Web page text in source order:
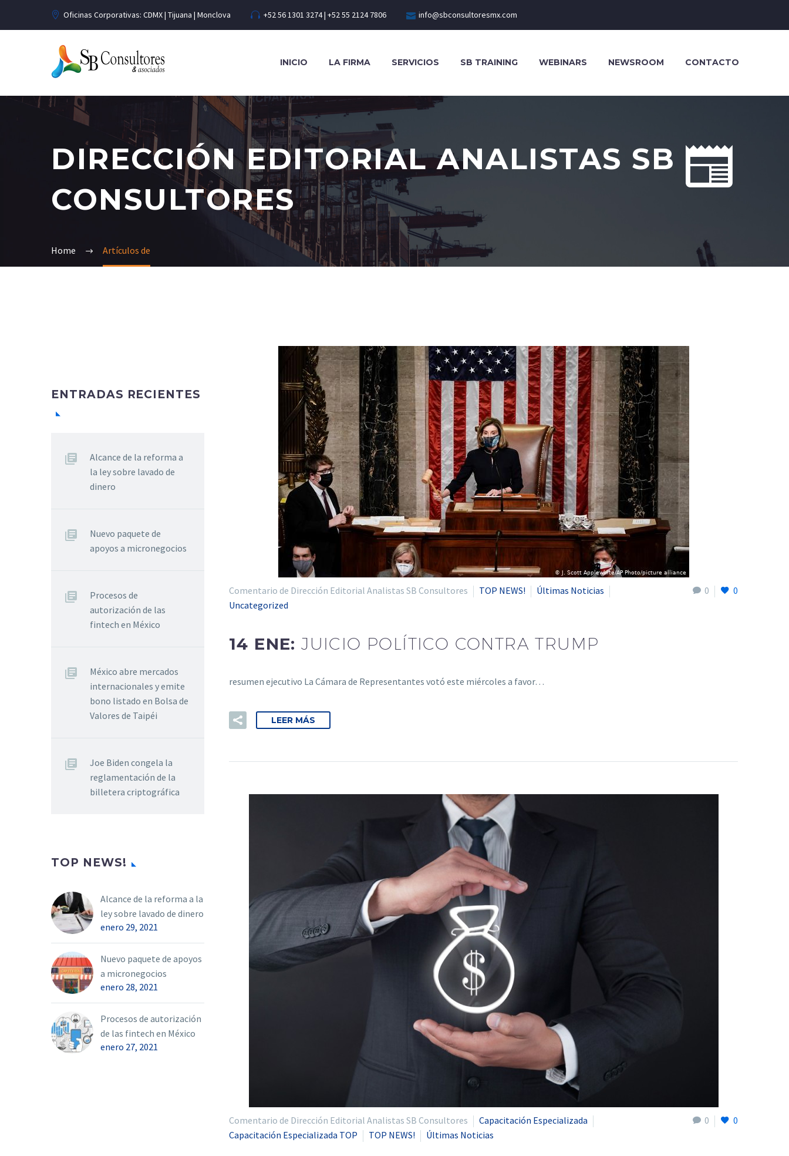
Oficinas Corporativas: CDMX | Tijuana | Monclova +52 56 1301 3274 | +52 55 2124 7806 info@sbconsultoresmx.com
INICIO LA FIRMA SERVICIOS SB TRAINING WEBINARS NEWSROOM CONTACTO


DIRECCIÓN EDITORIAL ANALISTAS SB
CONSULTORES
Home Artículos de
0 0
Comentario de Dirección Editorial Analistas SB Consultores TOP NEWS!
Últimas Noticias
Uncategorized
14 ENE:JUICIO POLÍTICO CONTRA TRUMP
resumen ejecutivo La Cámara de Representantes votó este miércoles a favor…
LEER MÁS
0 0
Comentario de Dirección Editorial Analistas SB Consultores
Capacitación Especializada
Capacitación Especializada TOP
TOP NEWS! Últimas Noticias
ENTRADAS RECIENTES
Alcance de la reforma a
la ley sobre lavado de
dinero
Nuevo paquete de
apoyos a micronegocios
Procesos de
autorización de las
fintech en México
México abre mercados
internacionales y emite
bono listado en Bolsa de
Valores de Taipéi
Joe Biden congela la
reglamentación de la
billetera criptográfica
TOP NEWS!
Alcance de la reforma a la
ley sobre lavado de dinero
enero 29, 2021
Nuevo paquete de apoyos
a micronegocios
enero 28, 2021
Procesos de autorización
de las fintech en México
enero 27, 2021